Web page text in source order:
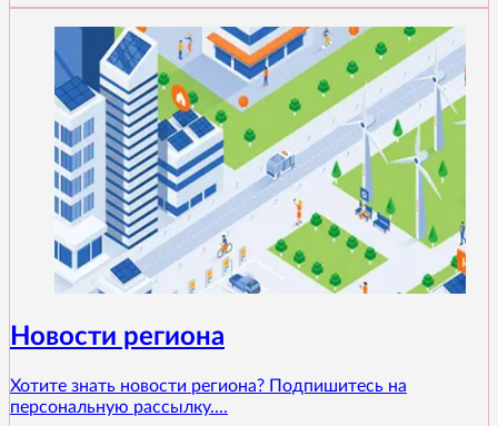
Новости региона
Хотите знать новости региона? Подпишитесь на
персональную рассылку....